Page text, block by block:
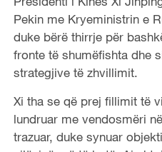
Pekin me Kryeministrin e
duke bërë thirrje për
fronte të shumëfishta dhe
strategjive të zhvillimit.
Xi tha se që prej fillimit të
lundruar me vendosmëri
trazuar, duke synuar